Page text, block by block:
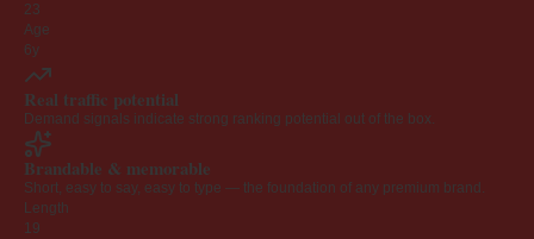
23
Age
6y
Real traffic potential
Demand signals indicate strong ranking potential out of the box.
Brandable & memorable
Short, easy to say, easy to type — the foundation of any premium brand.
Length
19